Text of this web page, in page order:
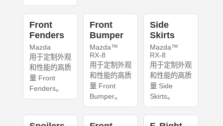
Front
Fenders
Mazda
用于定制外观
和性能的高质
量 Front
Fenders。
Front
Bumper
Mazda™
RX-8
用于定制外观
和性能的高质
量 Front
Bumper。
Side
Skirts
Mazda™
RX-8
用于定制外观
和性能的高质
量 Side
Skirts。